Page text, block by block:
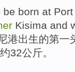
be born at
Kisima and
港出生的第
32公斤。